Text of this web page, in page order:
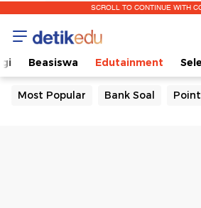
SCROLL TO CONTINUE WITH
Beasiswa Edutainment
Most Popular Bank Soal